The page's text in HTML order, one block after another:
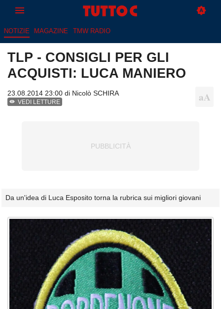
NOTIZIE MAGAZINE TMW RADIO
TLP - CONSIGLI PER GLI
ACQUISTI: LUCA MANIERO
23.08.2014 23:00 di Nicolò SCHIRA
VEDI LETTURE
Da un'idea di Luca Esposito torna la rubrica sui migliori giovani